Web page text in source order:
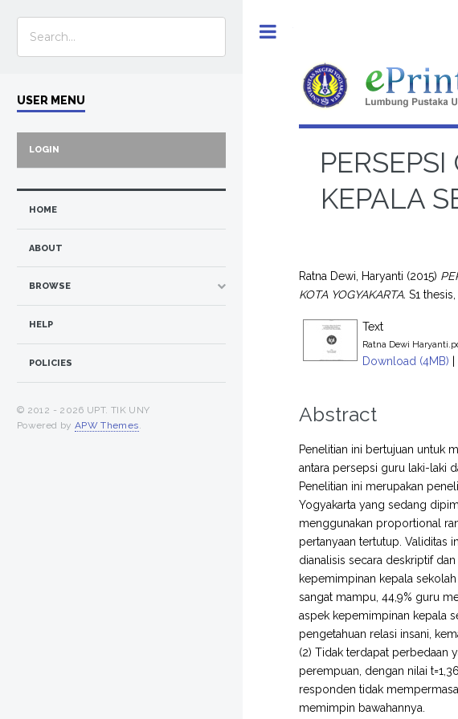
KEPALA
Ratna Dewi, Haryanti (2015)
KOTA YOGYAKARTA. S1
Text
Ratna Dewi
Download (4MB) |
Abstract
Penelitian ini bertujuan untuk
antara persepsi guru laki-laki
Penelitian ini merupakan
Yogyakarta yang sedang
menggunakan proportional
pertanyaan tertutup. Validitas
dianalisis secara deskriptif
kepemimpinan kepala
sangat mampu, 44,9% guru
aspek kepemimpinan kepala
pengetahuan relasi insani,
(2) Tidak terdapat perbedaan
perempuan, dengan nilai
responden tidak
memimpin bawahannya.
USER MENU
LOGIN
HOME
ABOUT
BROWSE
HELP
POLICIES
© 2012 - 2026 UPT. TIK UNY
Powered by APW Themes